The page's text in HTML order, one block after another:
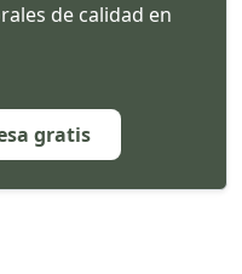
de calidad en
gratis